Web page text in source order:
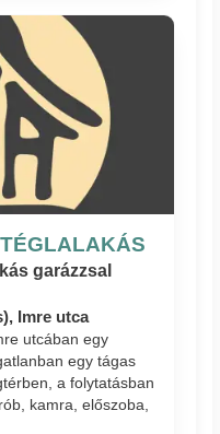
garázzsal
Imre utca
utcában egy
egy tágas
a folytatásban
kamra, előszoba,